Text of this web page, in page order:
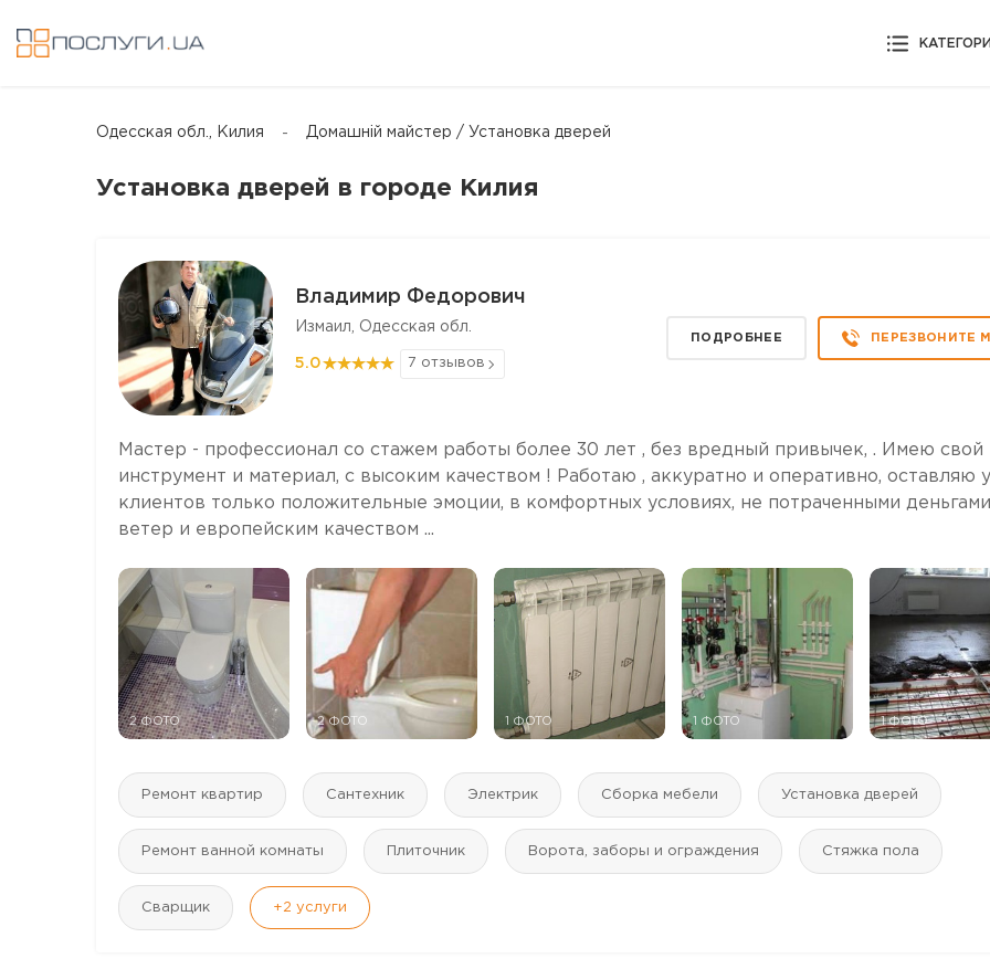
Одесская обл., Килия Домашній майстер / Установка дверей
Установка дверей в городе Килия
Владимир Федорович
Измаил, Одесская обл.
5.0 7 отзывов
ПОДРОБНЕЕ ПЕРЕЗВОНИТЕ
Мастер - профессионал со стажем работы более 30 лет , без вредный привычек, . Имею свой
инструмент и материал, с высоким качеством ! Работаю , аккуратно и оперативно, оставляю у
клиентов только положительные эмоции, в комфортных условиях, не потраченными
ветер и европейским качеством ...
2 ФОТО 2 ФОТО 1 ФОТО 1 ФОТО 1 ФОТО
Ремонт квартир Сантехник Электрик Сборка мебели Установка дверей
Ремонт ванной комнаты Плиточник Ворота, заборы и ограждения Стяжка пола
Сварщик +2 услуги